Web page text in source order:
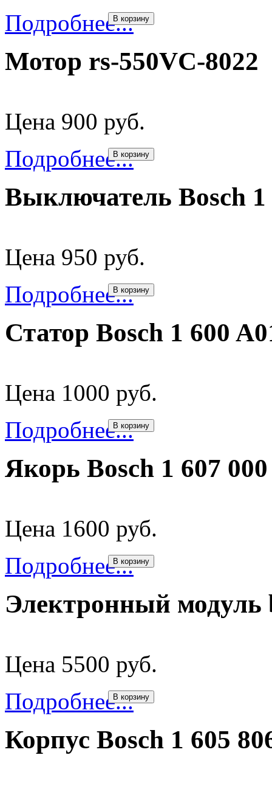
Подробнее...
В корзину
Мотор rs-550VC-8022
Цена 900 руб.
Подробнее...
В корзину
Выключатель Bosch 1
Цена 950 руб.
Подробнее...
В корзину
Статор Bosch 1 600
Цена 1000 руб.
Подробнее...
В корзину
Якорь Bosch 1 607
Цена 1600 руб.
Подробнее...
В корзину
Электронный модуль
Цена 5500 руб.
Подробнее...
В корзину
Корпус Bosch 1 605